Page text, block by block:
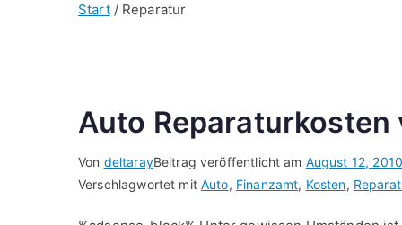
Start Reparatur
Auto
Von deltarayBeitrag veröffentlicht am August 12, 2010
Verschlagwortet mitAuto, Finanzamt, Kosten,